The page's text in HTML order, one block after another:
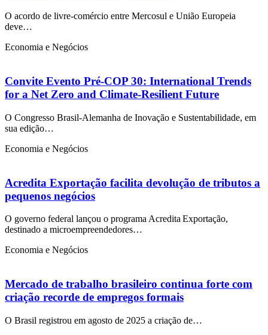
O acordo de livre-comércio entre Mercosul e União Europeia
deve…
Economia e Negócios
Convite Evento Pré-COP 30: International Trends
for a Net Zero and Climate-Resilient Future
O Congresso Brasil-Alemanha de Inovação e Sustentabilidade, em
sua edição…
Economia e Negócios
Acredita Exportação facilita devolução de tributos a
pequenos negócios
O governo federal lançou o programa Acredita Exportação,
destinado a microempreendedores…
Economia e Negócios
Mercado de trabalho brasileiro continua forte com
criação recorde de empregos formais
O Brasil registrou em agosto de 2025 a criação de…